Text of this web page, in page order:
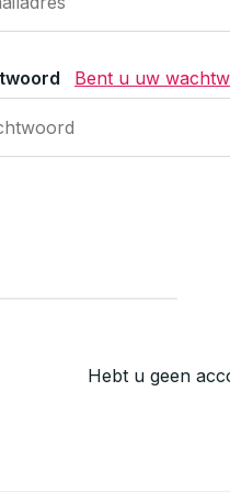
Bent u uw
Hebt u geen